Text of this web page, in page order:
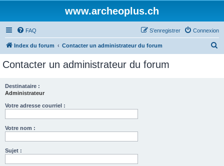
www.archeoplus.ch
FAQ Connexion
S’enregistrer
Index du forum Contacter un administrateur du forum
Contacter un administrateur du forum
Destinataire :
Administrateur
Votre adresse courriel :
Votre nom :
Sujet :